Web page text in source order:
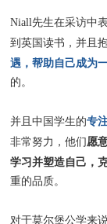
Niall先生在采访中
到英国读书，并且
遇，帮助自己成为
的。
并且中国学生的专
非常努力，他们愿
学习并塑造自己，
重的品质。
对于莫尔堡公学来